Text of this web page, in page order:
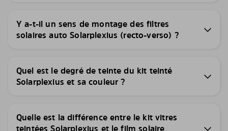
Y a-t-il un sens de montage des filtres
solaires auto Solarplexius (recto-verso) ?
Quel est le degré de teinte du kit teinté
Solarplexius et sa couleur ?
Quelle est la différence entre le kit vitres
teintées Solarplexius et le film solaire